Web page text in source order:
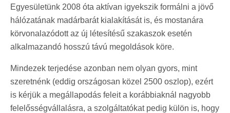
Egyesületünk 2008 óta aktívan igyekszik formálni a jövő
hálózatának madárbarát kialakítását is, és mostanára
körvonalazódott az új létesítésű szakaszok esetén
alkalmazandó hosszú távú megoldások köre.
Mindezek terjedése azonban nem olyan gyors, mint
szeretnénk (eddig országosan közel 2500 oszlop), ezért
is kérjük a megállapodás feleit a korábbiaknál nagyobb
felelősségvállalásra, a szolgáltatókat pedig külön is, hogy